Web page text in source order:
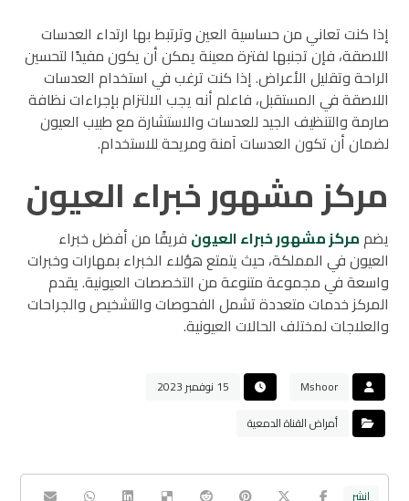
إذا كنت تعاني من حساسية العين وترتبط بها ارتداء العدسات
اللاصقة، فإن تجنبها لفترة معينة يمكن أن يكون مفيدًا لتحسين
الراحة وتقليل الأعراض. إذا كنت ترغب في استخدام العدسات
اللاصقة في المستقبل، فاعلم أنه يجب الالتزام بإجراءات نظافة
صارمة والتنظيف الجيد للعدسات والاستشارة مع طبيب العيون
لضمان أن تكون العدسات آمنة ومريحة للاستخدام.
مركز مشهور خبراء العيون
يضممركز مشهور خبراء العيون فريقًا من أفضل خبراء
العيون في المملكة، حيث يتمتع هؤلاء الخبراء بمهارات وخبرات
واسعة في مجموعة متنوعة من التخصصات العيونية. يقدم
المركز خدمات متعددة تشمل الفحوصات والتشخيص والجراحات
والعلاجات لمختلف الحالات العيونية.
Mshoor
15 نوفمبر 2023
أمراض القناة الدمعية